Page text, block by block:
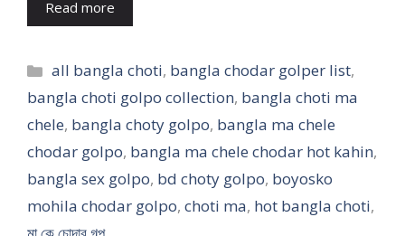
Read more
Categories
all bangla choti, bangla chodar golper list,
bangla choti golpo collection, bangla choti ma
chele, bangla choty golpo, bangla ma chele
chodar golpo, bangla ma chele chodar hot kahin,
bangla sex golpo, bd choty golpo, boyosko
mohila chodar golpo, choti ma, hot bangla choti,